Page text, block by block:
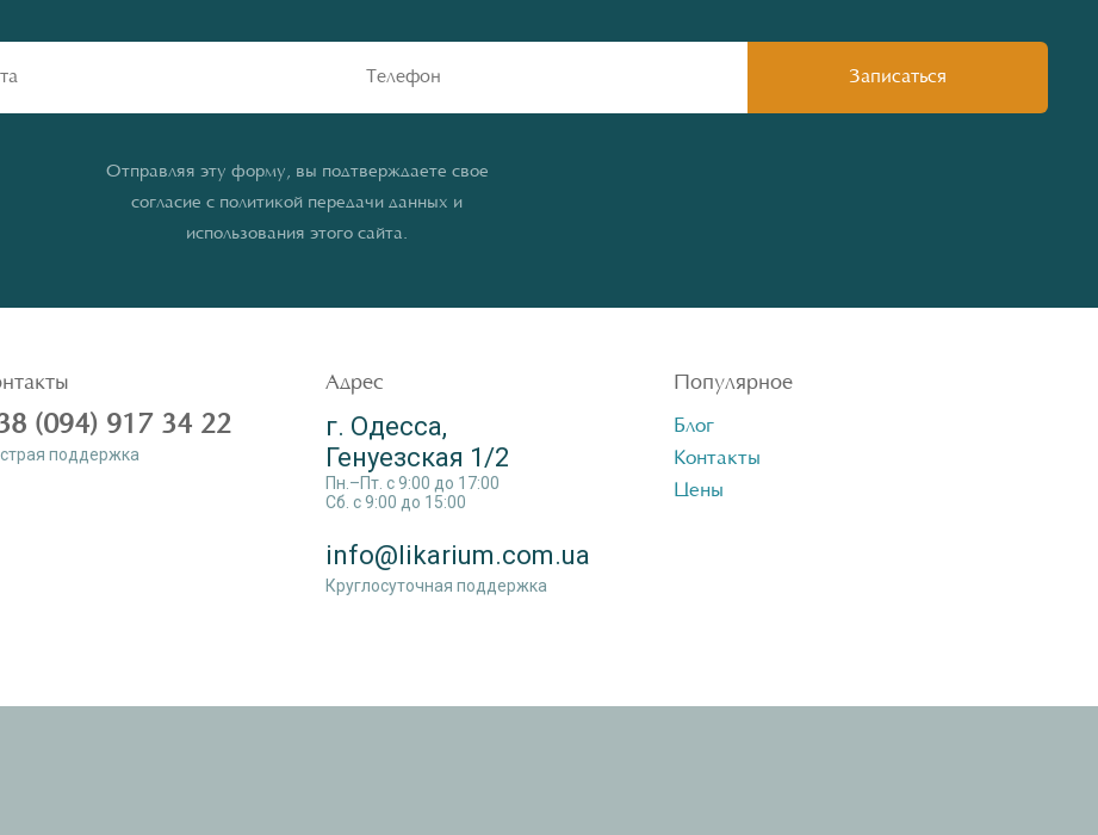
Отправляя эту форму, вы подтверждаете свое
согласие с политикой передачи данных и
использования этого сайта.
(094) 917 34 22
поддержка
Адрес
г. Одесса,
Генуезская 1/2
Пн.–Пт. c 9:00 до 17:00
Сб. c 9:00 до 15:00
info@likarium.com.ua
Круглосуточная поддержка
Популярное
Блог
Контакты
Цены